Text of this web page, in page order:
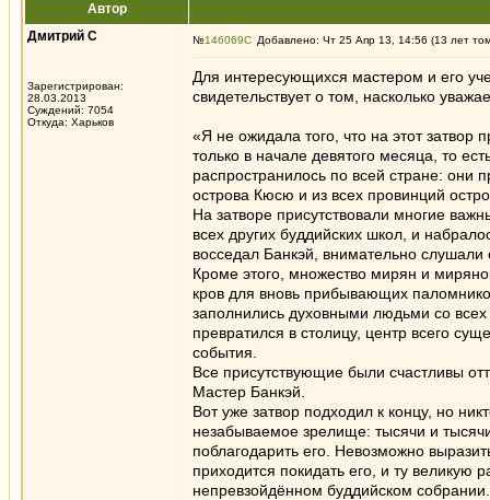
Автор
Дмитрий С
Зарегистрирован:
28.03.2013
Суждений: 7054
Откуда: Харьков
№146069 Добавлено: Чт 25 Апр 13, 14:56 (13 лет
Для интересующихся мастером и его
свидетельствует о том, насколько
«Я не ожидала того, что на этот затвор
только в начале девятого месяца, то
распространилось по всей стране: они
острова Кюсю и из всех провинций
На затворе присутствовали многие
всех других буддийских школ, и
восседал Банкэй, внимательно
Кроме этого, множество мирян и
кров для вновь прибывающих
заполнились духовными людьми со
превратился в столицу, центр всего
события.
Все присутствующие были счастливы
Мастер Банкэй.
Вот уже затвор подходил к концу, но
незабываемое зрелище: тысячи и
поблагодарить его. Невозможно
приходится покидать его, и ту великую
непревзойдённом буддийском